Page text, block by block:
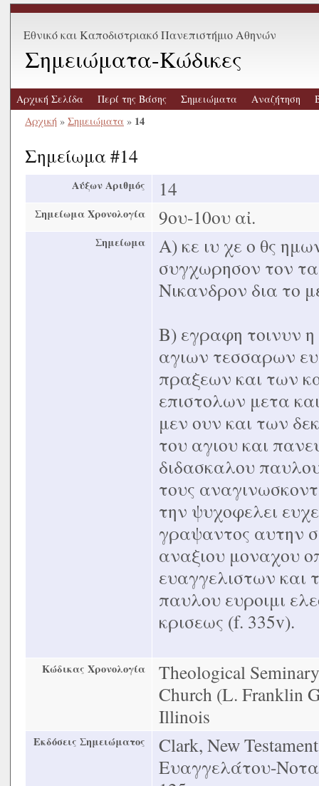
Εθνικό και Καποδιστριακό Πανεπιστήμιο Αθηνών
Σημειώματα-Κώδικες
Αρχική Σελίδα Περί της Βάσης Σημειώματα Αναζήτηση
Αρχική » Σημειώματα » 14
Σημείωμα #14
Αύξων Αριθμός 14
Σημείωμα Χρονολογία 9ου-10ου αἰ.
Σημείωμα
Α) κε ιυ χε ο θς
συγχωρησον τον
Νικανδρον δια το
Β) εγραφη τοινυν
αγιων τεσσαρων
πραξεων και των
επιστολων μετα
μεν ουν και των
του αγιου και
διδασκαλου
τους
την ψυχοφελει
γραψαντος αυτην
αναξιου μοναχου
ευαγγελιστων και
παυλου ευροιμι
κρισεως (f. 335v).
Κώδικας Χρονολογία
Theological
Church (L. Franklin
Illinois
Εκδόσεις Σημειώματος
Clark, New
Ευαγγελάτου-